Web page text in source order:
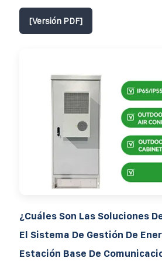
[Versión PDF]
¿Cuáles Son Las Soluciones
El Sistema De Gestión De
Estación Base De